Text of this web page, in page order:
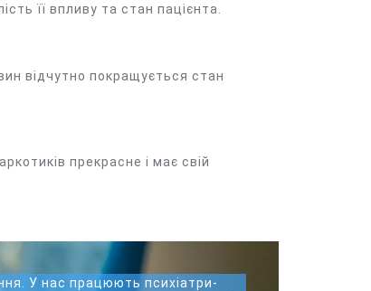
її впливу та стан пацієнта.
відчутно покращується стан
прекрасне і має свій
У нас працюють психіатри-